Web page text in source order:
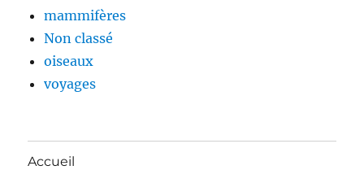
mammifères
Non classé
oiseaux
voyages
Accueil